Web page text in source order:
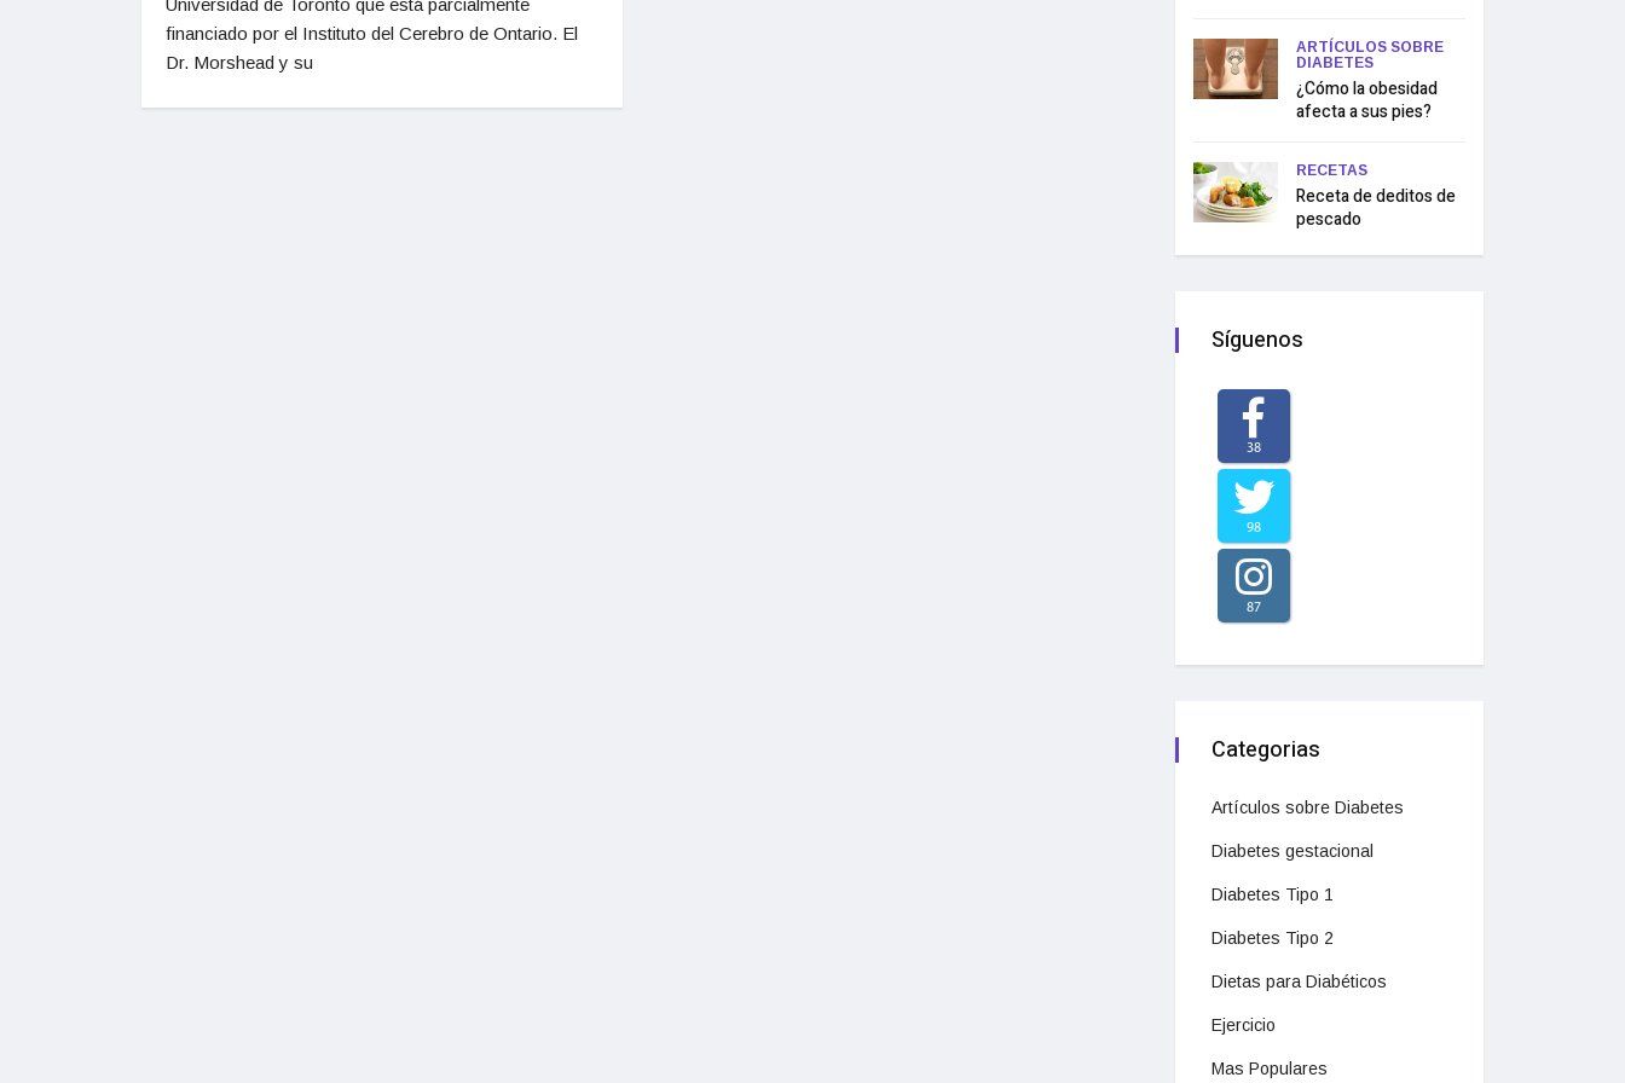
financiado por el Instituto del Cerebro de Ontario. El
Dr. Morshead y su
ARTÍCULOS SOBRE
DIABETES
¿Cómo la obesidad
afecta a sus pies?
RECETAS
Receta de deditos de
pescado
Síguenos
38
98
87
Categorias
Artículos sobre Diabetes
Diabetes gestacional
Diabetes Tipo 1
Diabetes Tipo 2
Dietas para Diabéticos
Ejercicio
Mas Populares